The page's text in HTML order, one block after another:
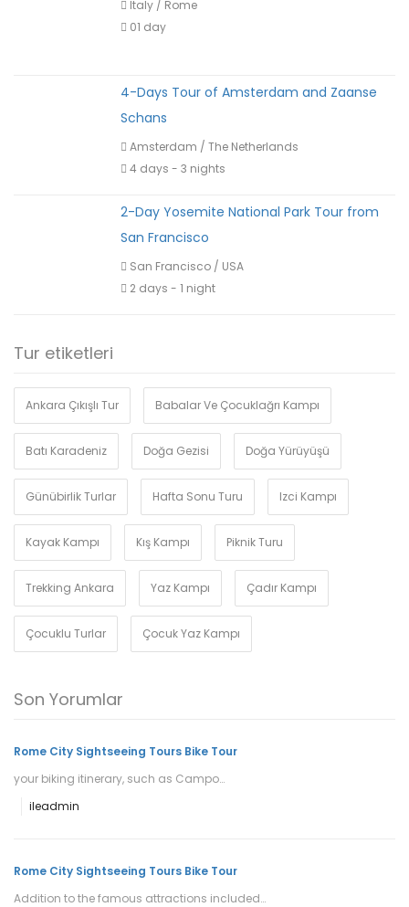
Italy / Rome
01 day
4-Days Tour of Amsterdam and Zaanse
Schans
Amsterdam / The Netherlands
4 days - 3 nights
2-Day Yosemite National Park Tour from
San Francisco
San Francisco / USA
2 days - 1 night
Tur etiketleri
Ankara Çıkışlı Tur Babalar Ve Çocuklağrı Kampı
Batı Karadeniz Doğa Gezisi Doğa Yürüyüşü
Günübirlik Turlar Hafta Sonu Turu Izci Kampı
Kayak Kampı Kış Kampı Piknik Turu
Trekking Ankara Yaz Kampı Çadır Kampı
Çocuklu Turlar Çocuk Yaz Kampı
Son Yorumlar
Rome City Sightseeing Tours Bike Tour
your biking itinerary, such as Campo…
ileadmin
Rome City Sightseeing Tours Bike Tour
Addition to the famous attractions included…